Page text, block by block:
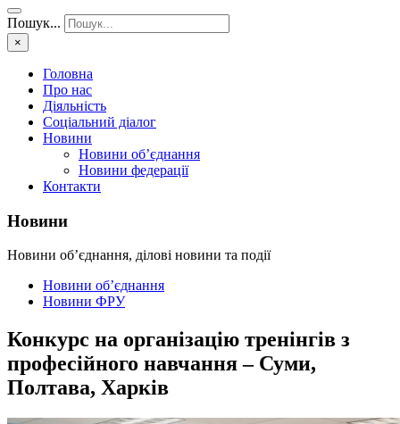
Пошук...
×
Головна
Про нас
Діяльність
Соціальний діалог
Новини
Новини об’єднання
Новини федерації
Контакти
Новини
Новини об’єднання, ділові новини та події
Новини об’єднання
Новини ФРУ
Конкурс на організацію тренінгів з
професійного навчання – Суми,
Полтава, Харків